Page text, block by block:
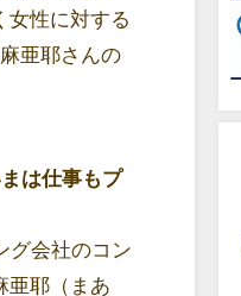
性に対する
亜耶さんの
は仕事もプ
グ会社のコン
亜耶（まあ